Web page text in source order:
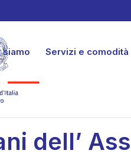
siamo Servizi e comodità
dell’